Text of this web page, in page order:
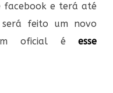
facebook e terá até
feito um novo
oficial é esse